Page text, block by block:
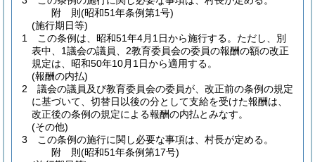
附 則(昭和51年条例第1号)
(施行期日等)
1
この条例は、昭和51年4月1日から施行する。 ただし、別
表中、1議会の議員、2教育委員会の委員の報酬の額の改正
規定は、昭和50年10月1日から適用する。
(報酬の内払)
2
議会の議員及び教育委員会の委員が、改正前の条例の規定
に基づいて、切替日以後の分として支給を受けた報酬は、
改正後の条例の規定による報酬の内払とみなす。
(その他)
3
この条例の施行に関し必要な事項は、村長が定める。
附 則(昭和51年条例第17号)